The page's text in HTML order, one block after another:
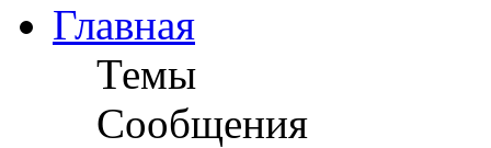
Главная
Темы
Сообщения